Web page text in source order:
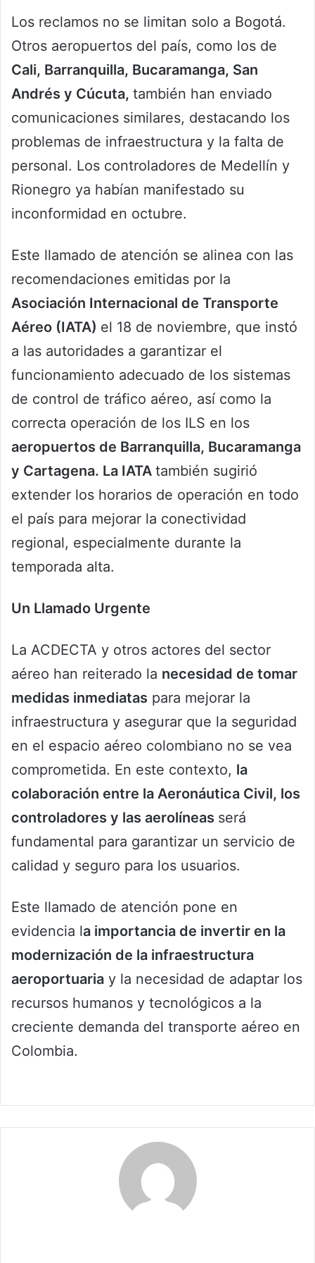
Los reclamos no se limitan solo a Bogotá.
Otros aeropuertos del país, como los de
Cali, Barranquilla, Bucaramanga, San
Andrés y Cúcuta, también han enviado
comunicaciones similares, destacando los
problemas de infraestructura y la falta de
personal. Los controladores de Medellín y
Rionegro ya habían manifestado su
inconformidad en octubre.
Este llamado de atención se alinea con las
recomendaciones emitidas por la
Asociación Internacional de Transporte
Aéreo (IATA) el 18 de noviembre, que instó
a las autoridades a garantizar el
funcionamiento adecuado de los sistemas
de control de tráfico aéreo, así como la
correcta operación de los ILS en los
aeropuertos de Barranquilla, Bucaramanga
y Cartagena. La IATA también sugirió
extender los horarios de operación en todo
el país para mejorar la conectividad
regional, especialmente durante la
temporada alta.
Un Llamado Urgente
La ACDECTA y otros actores del sector
aéreo han reiterado la necesidad de tomar
medidas inmediatas para mejorar la
infraestructura y asegurar que la seguridad
en el espacio aéreo colombiano no se vea
comprometida. En este contexto, la
colaboración entre la Aeronáutica Civil, los
controladores y las aerolíneas será
fundamental para garantizar un servicio de
calidad y seguro para los usuarios.
Este llamado de atención pone en
evidencia la importancia de invertir en la
modernización de la infraestructura
aeroportuaria y la necesidad de adaptar los
recursos humanos y tecnológicos a la
creciente demanda del transporte aéreo en
Colombia.